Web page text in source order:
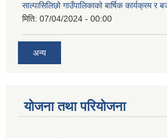
साल्पासिलिछो गाउँपालिकाको बार्षिक कार्यक्रम
मिति: 07/04/2024 - 00:00
अन्य
योजना तथा परियोजना